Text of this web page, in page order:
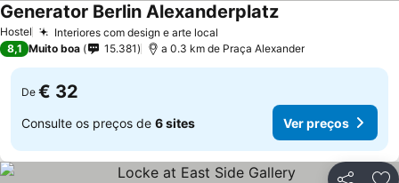
Hostel Interiores com design e arte local
Generator Berlin AlexanderplatzVer preços
8,1 Muito boa 15.381 a 0.3 km de Praça Alexander
De € 32
Consulte os preços de 6 sites Ver preços